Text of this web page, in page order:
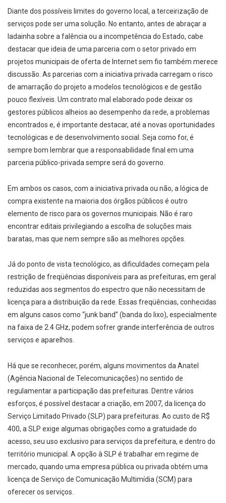
Diante dos possíveis limites do governo local, a terceirização de
serviços pode ser uma solução. No entanto, antes de abraçar a
ladainha sobre a falência ou a incompetência do Estado, cabe
destacar que ideia de uma parceria com o setor privado em
projetos municipais de oferta de Internet sem fio também merece
discussão. As parcerias com a iniciativa privada carregam o risco
de amarração do projeto a modelos tecnológicos e de gestão
pouco flexíveis. Um contrato mal elaborado pode deixar os
gestores públicos alheios ao desempenho da rede, a problemas
encontrados e, é importante destacar, até a novas oportunidades
tecnológicas e de desenvolvimento social. Seja como for, é
sempre bom lembrar que a responsabilidade final em uma
parceria público-­privada sempre será do governo.
Em ambos os casos, com a iniciativa privada ou não, a lógica de
compra existente na maioria dos órgãos públicos é outro
elemento de risco para os governos municipais. Não é raro
encontrar editais privilegiando a escolha de soluções mais
baratas, mas que nem sempre são as melhores opções.
Já do ponto de vista tecnológico, as dificuldades começam pela
restrição de freqüências disponíveis para as prefeituras, em geral
reduzidas aos segmentos do espectro que não necessitam de
licença para a distribuição da rede. Essas freqüências, conhecidas
em alguns casos como “junk band” (banda do lixo), especialmente
na faixa de 2.4 GHz, podem sofrer grande interferência de outros
serviços e aparelhos.
Há que se reconhecer, porém, alguns movimentos da Anatel
(Agência Nacional de Telecomunicações) no sentido de
regulamentar a participação das prefeituras. Dentre vários
esforços, é possível destacar a criação, em 2007, da licença do
Serviço Limitado Privado (SLP) para prefeituras. Ao custo de R$
400, a SLP exige algumas obrigações como a gratuidade do
acesso, seu uso exclusivo para serviços da prefeitura, e dentro do
território municipal. A opção à SLP é trabalhar em regime de
mercado, quando uma empresa pública ou privada obtém uma
licença de Serviço de Comunicação Multimídia (SCM) para
oferecer os serviços.